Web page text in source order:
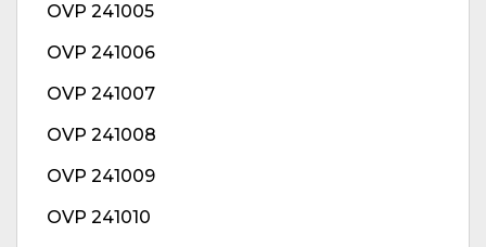
OVP 241005
OVP 241006
OVP 241007
OVP 241008
OVP 241009
OVP 241010